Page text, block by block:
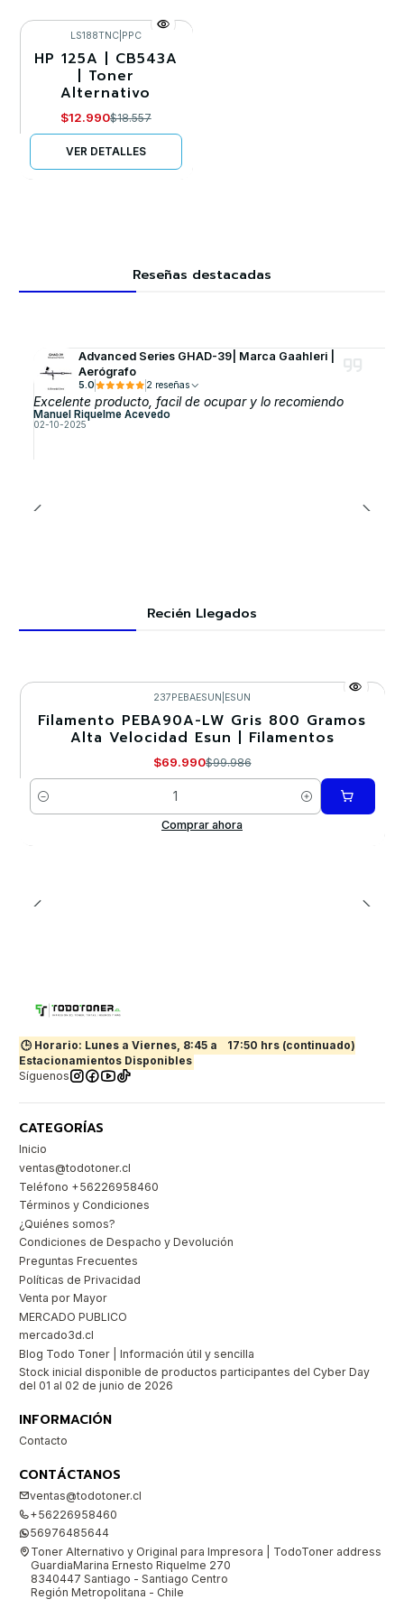
-30%
Agotado
LS188TNC| PPC
HP 125A | CB543A
| Toner
Alternativo
$12.990$18.557
VER DETALLES
Reseñas destacadas
Advanced Series GHAD-39| Marca GaahIeri |
Aerógrafo
5.0 2 reseñas
Excelente producto, facil de ocupar y lo recomiendo
Manuel Riquelme Acevedo
02-10-2025
Recién Llegados
-30%
237PEBAESUN ESUN
Filamento PEBA90A-LW Gris 800 Gramos
Alta Velocidad Esun | Filamentos
$69.990$99.986
Cantidad
Comprar ahora
🕒 Horario: Lunes a Viernes, 8:45 a
17:50 hrs (continuado)
Estacionamientos Disponibles
Síguenos
CATEGORÍAS
Inicio
ventas@todotoner.cl
Teléfono +56226958460
Términos y Condiciones
¿Quiénes somos?
Condiciones de Despacho y Devolución
Preguntas Frecuentes
Políticas de Privacidad
Venta por Mayor
MERCADO PUBLICO
mercado3d.cl
Blog Todo Toner | Información útil y sencilla
Stock inicial disponible de productos participantes del Cyber Day
del 01 al 02 de junio de 2026
INFORMACIÓN
Contacto
CONTÁCTANOS
ventas@todotoner.cl
+56226958460
56976485644
Toner Alternativo y Original para Impresora | TodoToner address
GuardiaMarina Ernesto Riquelme 270
8340447 Santiago - Santiago Centro
Región Metropolitana - Chile